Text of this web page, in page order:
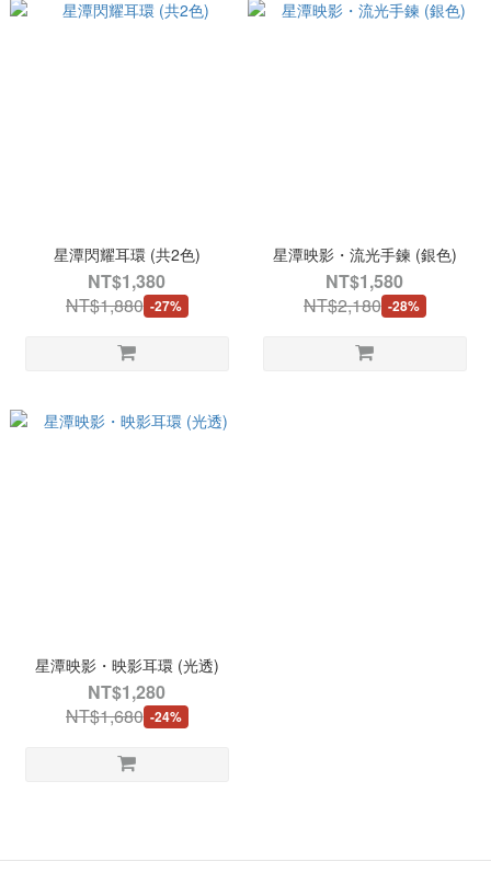
星潭閃耀耳環 (共2色)
NT$1,380
NT$1,880 -27%
星潭映影・流光手鍊 (銀色)
NT$1,580
NT$2,180 -28%
星潭映影・映影耳環 (光透)
NT$1,280
NT$1,680 -24%